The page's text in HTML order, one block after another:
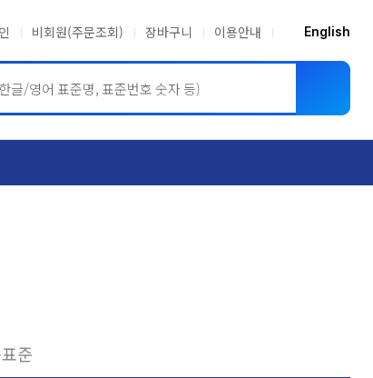
비회원(주문조회) 장바구니 이용안내 English
준